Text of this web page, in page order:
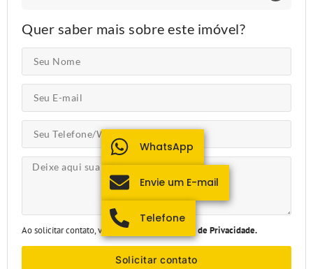
Quer saber mais sobre este imóvel?
Ao solicitar contato, você aceita nossa Política de Privacidade.
Solicitar contato
WhatsApp
Envie um E-mail
Telefone